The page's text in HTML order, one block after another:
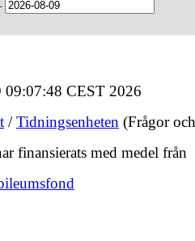
09:07:48 CEST 2026
/Tidningsenheten (Frågor
finansierats med medel från